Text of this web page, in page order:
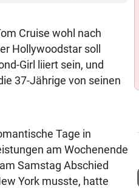
Cruise wohl nach
Hollywoodstar soll
Girl liiert sein, und
37-Jährige von seinen
Tage in
am Wochenende
Samstag Abschied
York musste, hatte